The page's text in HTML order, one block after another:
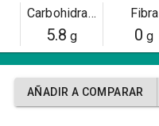
Carbohidratos
5.8 g
Fibra
0 g
AÑADIR A COMPARAR